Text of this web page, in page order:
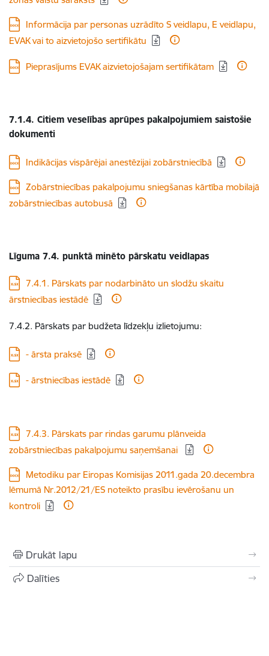
Lejupielādēt:
Informācija par personas uzrādīto S veidlapu, E veidlapu,
EVAK vai to aizvietojošo sertifikātu
Lejupielādēt:
Pieprasījums EVAK aizvietojošajam sertifikātam
7.1.4. Citiem veselības aprūpes pakalpojumiem saistošie
dokumenti
Lejupielādēt:
Indikācijas vispārējai anestēzijai zobārstniecībā
Lejupielādēt:
Zobārstniecības pakalpojumu sniegšanas kārtība mobilajā
zobārstniecības autobusā
Līguma 7.4. punktā minēto pārskatu veidlapas
Lejupielādēt:
7.4.1. Pārskats par nodarbināto un slodžu skaitu
ārstniecības iestādē
7.4.2. Pārskats par budžeta līdzekļu izlietojumu:
Lejupielādēt:
- ārsta praksē
Lejupielādēt:
- ārstniecības iestādē
Lejupielādēt:
7.4.3. Pārskats par rindas garumu plānveida
zobārstniecības pakalpojumu saņemšanai
Lejupielādēt:
Metodiku par Eiropas Komisijas 2011.gada 20.decembra
lēmumā Nr.2012/21/ES noteikto prasību ievērošanu un
kontroli
Drukāt lapu
Dalīties